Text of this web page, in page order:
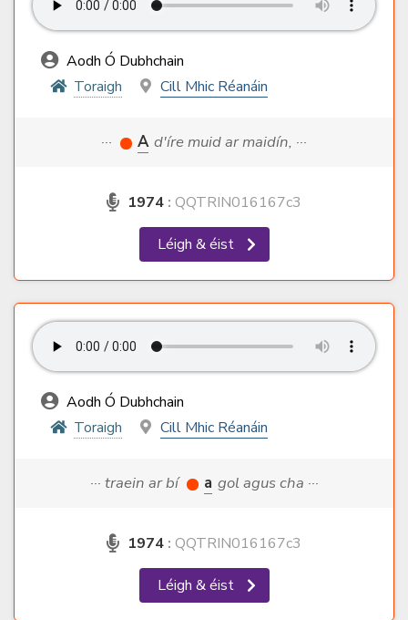
Aodh Ó Dubhchain
Toraigh
Cill Mhic Réanáin
··· A d'íre muid ar maidín, ···
1974 : QQTRIN016167c3
Léigh & éist
Aodh Ó Dubhchain
Toraigh
Cill Mhic Réanáin
··· traein ar bí a gol agus cha ···
1974 : QQTRIN016167c3
Léigh & éist